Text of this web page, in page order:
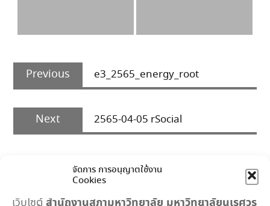
จัดการ การอนุญาตใช้งาน
Cookies
สำนักงานสภามหาวิทยาลัย มหาวิทยาลัยนเรศวร
Post
navigation
Previous
Previous
post:
e3_2565_energy_root
Next
Next
post:
2565-04-05 rSocial